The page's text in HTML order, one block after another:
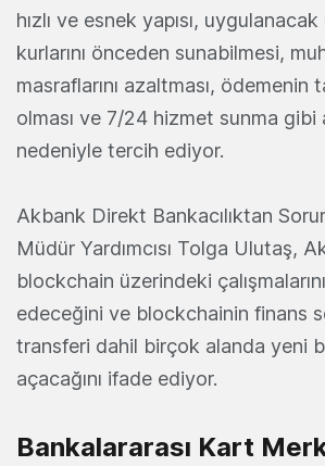
hızlı ve esnek yapısı,
kurlarını önceden sunabilmesi,
masraflarını azaltması, ödemenin
olması ve 7/24 hizmet sunma gibi
nedeniyle tercih ediyor.
Akbank Direkt Bankacılıktan
Müdür Yardımcısı Tolga Ulutaş,
blockchain üzerindeki
edeceğini ve blockchainin finans
transferi dahil birçok alanda yeni
açacağını ifade ediyor.
Bankalararası Kart